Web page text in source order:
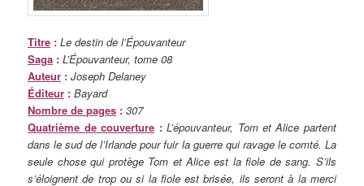
Titre : Le destin de l’Épouvanteur
Saga : L’Épouvanteur, tome 08
Auteur :Joseph Delaney
Éditeur : Bayard
Nombre de pages : 307
Quatrième de couverture :L’épouvanteur, Tom et Alice partent
dans le sud de l’Irlande pour fuir la guerre qui ravage le comté. La
seule chose qui protège Tom et Alice est la fiole de sang. S’ils
s’éloignent de trop ou si la fiole est brisée, ils seront à la merci